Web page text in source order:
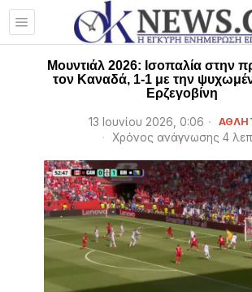
Μουντιάλ 2026: Ισοπαλία στην
τον Καναδά, 1-1 με την
Ερζεγοβίνη
13 Ιουνίου 2026, 0:06
Χρόνος ανάγνωσης 4